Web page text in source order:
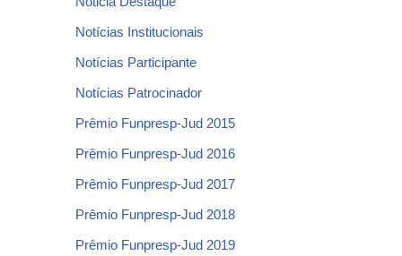
Notícias Institucionais
Notícias Participante
Notícias Patrocinador
Prêmio Funpresp-Jud 2015
Prêmio Funpresp-Jud 2016
Prêmio Funpresp-Jud 2017
Prêmio Funpresp-Jud 2018
Prêmio Funpresp-Jud 2019